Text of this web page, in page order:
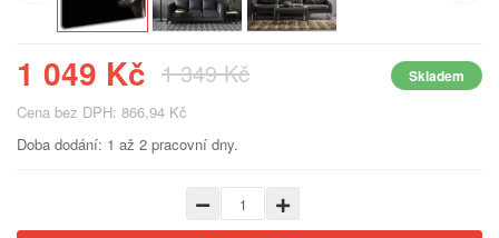
1 049 Kč 1 349 Kč Skladem
Cena bez DPH: 866,94 Kč
Doba dodání: 1 až 2 pracovní dny.